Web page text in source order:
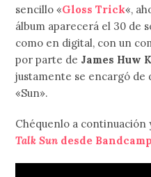
sencillo «Gloss Trick«,
álbum aparecerá el 30 de
como en digital, con un
por parte de James Huw
justamente se encargó de
«Sun».
Chéquenlo a continuación
Talk Sun desde Bandcamp